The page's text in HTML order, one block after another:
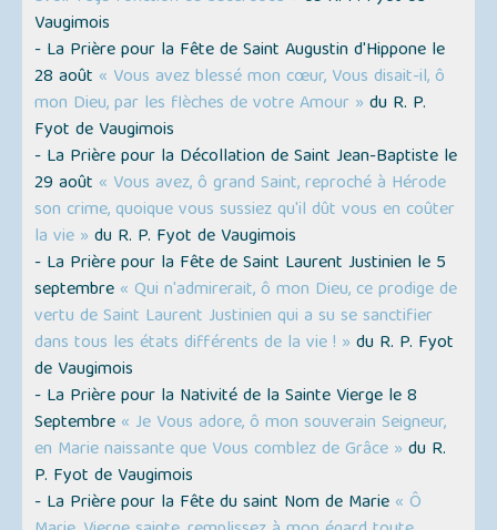
Vaugimois
- La Prière pour la Fête de Saint Augustin d'Hippone le
28 août « Vous avez blessé mon cœur, Vous disait-il, ô
mon Dieu, par les flèches de votre Amour » du R. P.
Fyot de Vaugimois
- La Prière pour la Décollation de Saint Jean-Baptiste le
29 août « Vous avez, ô grand Saint, reproché à Hérode
son crime, quoique vous sussiez qu'il dût vous en coûter
la vie » du R. P. Fyot de Vaugimois
- La Prière pour la Fête de Saint Laurent Justinien le 5
septembre « Qui n'admirerait, ô mon Dieu, ce prodige de
vertu de Saint Laurent Justinien qui a su se sanctifier
dans tous les états différents de la vie ! » du R. P. Fyot
de Vaugimois
- La Prière pour la Nativité de la Sainte Vierge le 8
Septembre « Je Vous adore, ô mon souverain Seigneur,
en Marie naissante que Vous comblez de Grâce » du R.
P. Fyot de Vaugimois
- La Prière pour la Fête du saint Nom de Marie « Ô